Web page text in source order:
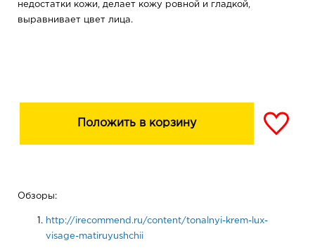
недостатки кожи, делает кожу ровной и гладкой,
выравнивает цвет лица.
Положить в корзину
Обзоры:
http://irecommend.ru/content/tonalnyi-krem-lux-
visage-matiruyushchii